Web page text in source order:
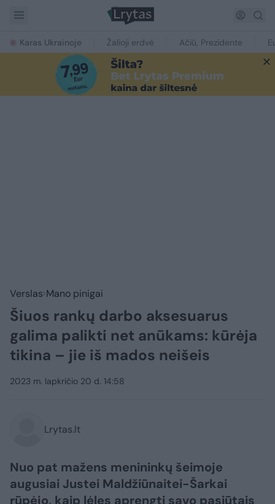
Karas Ukrainoje Žalioji erdvė Ačiū, Prezidente
Verslas Mano pinigai
Šiuos rankų darbo aksesuarus
galima palikti net anūkams: kūrėja
tikina – jie iš mados neišeis
2023 m. lapkričio 20 d. 14:58
Lrytas.lt
Nuo pat mažens menininkų šeimoje
augusiai Justei Maldžiūnaitei-Šarkai
rūpėjo, kaip lėles aprengti savo pasiūtais